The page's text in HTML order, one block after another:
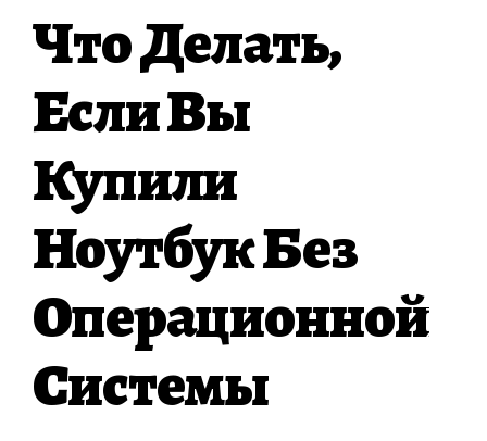
И
Т
Е
Что Делать,
Если Вы
Купили
Ноутбук Без
Операционной
Системы